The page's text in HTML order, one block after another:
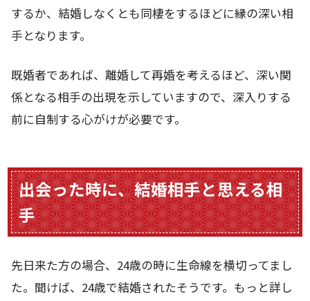
するか、結婚しなくとも同棲をするほどに縁の深い相
手となります。
既婚者であれば、離婚して再婚を考えるほど、深い関
係となる相手の出現を示していますので、深入りする
前に自制する心がけが必要です。
出会った時に、結婚相手と思える相
手
先日来た方の場合、24歳の時に生命線を横切ってまし
た。聞けば、24歳で結婚されたそうです。もっと詳し